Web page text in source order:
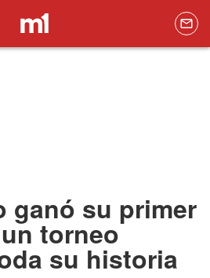
ganó su primer
torneo
su historia